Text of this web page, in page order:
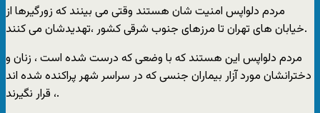
مردم دلواپس امنیت شان هستند وقتی می بینند که زورگیرها از
خیابان های تهران تا مرزهای جنوب شرقی کشور ،تهدیدشان می کنند.
مردم دلواپس این هستند که با وضعی که درست شده است ، زنان و
دخترانشان مورد آزار بیماران جنسی که در سراسر شهر پراکنده شده اند
، قرار نگیرند.